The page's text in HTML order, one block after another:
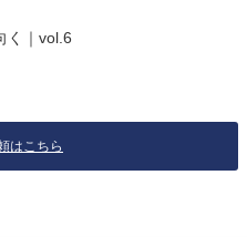
く｜vol.6
はこちら